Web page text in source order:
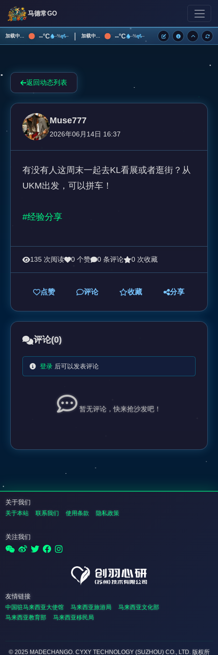
马德常GO
加载中... --°C --% -- | 加载中... --°C --% --
返回动态列表
Muse777
2026年06月14日 16:37
有没有人这周末一起去KL看展或者逛街？从
UKM出发，可以拼车！
#经验分享
135 次阅读 0 个赞 0 条评论 0 次收藏
点赞 评论 收藏 分享
评论(0)
登录后可以发表评论
暂无评论，快来抢沙发吧！
关于我们
关于本站 联系我们 使用条款 隐私政策
关注我们
友情链接
中国驻马来西亚大使馆 马来西亚旅游局
马来西亚文化部
马来西亚教育部
马来西亚移民局
© 2025 MADECHANGO. CYXY TECHNOLOGY (SUZHOU) CO., LTD. 版权所